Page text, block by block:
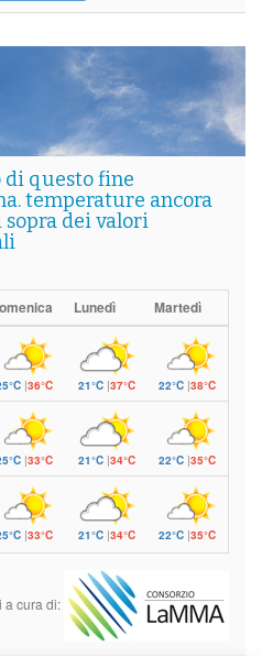
di questo fine
temperature ancora
sopra dei valori
Lunedì Martedì
|36°C 21°C|37°C 22°C |38°C
|33°C 21°C|34°C 22°C |35°C
|33°C 21°C|34°C 22°C |35°C
a cura di: